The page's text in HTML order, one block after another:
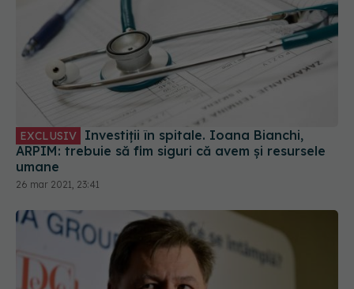
EXCLUSIV
ARPIM: trebuie să fim siguri că avem și resursele
umane
26 mar 2021, 23:41